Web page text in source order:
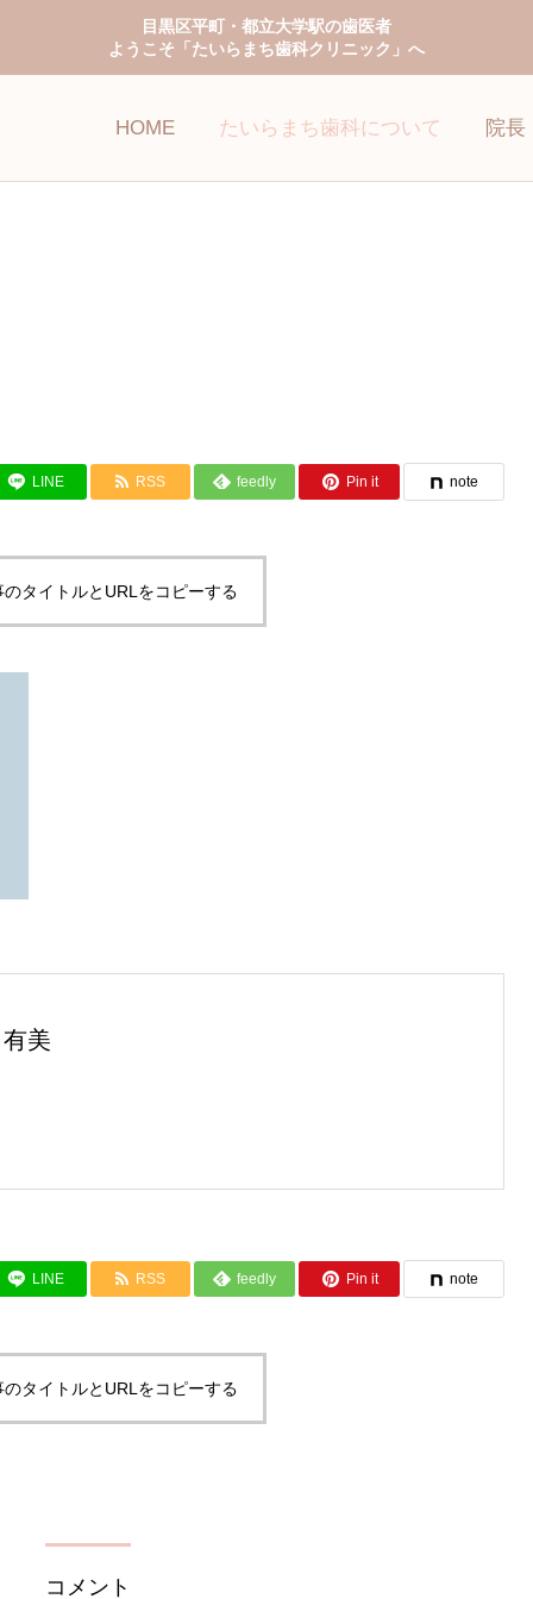
目黒区平町・都立大学駅の歯医者
ようこそ「たいらまち歯科クリニック」へ
HOME たいらまち歯科について 院長
ホワイトニング 審美歯科
LINE RSS feedly Pin it note
のタイトルとURLをコピーする
美
LINE RSS feedly Pin it note
のタイトルとURLをコピーする
コメント